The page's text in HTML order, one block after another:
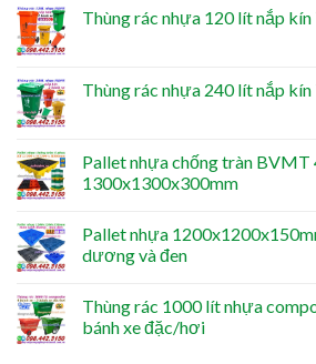
Thùng rác nhựa 120 lít nắp
Thùng rác nhựa 240 lít nắp
Pallet nhựa chống tràn BVMT
1300x1300x300mm
Pallet nhựa
dương và đen
Thùng rác 1000 lít nhựa
bánh xe đặc/hơi